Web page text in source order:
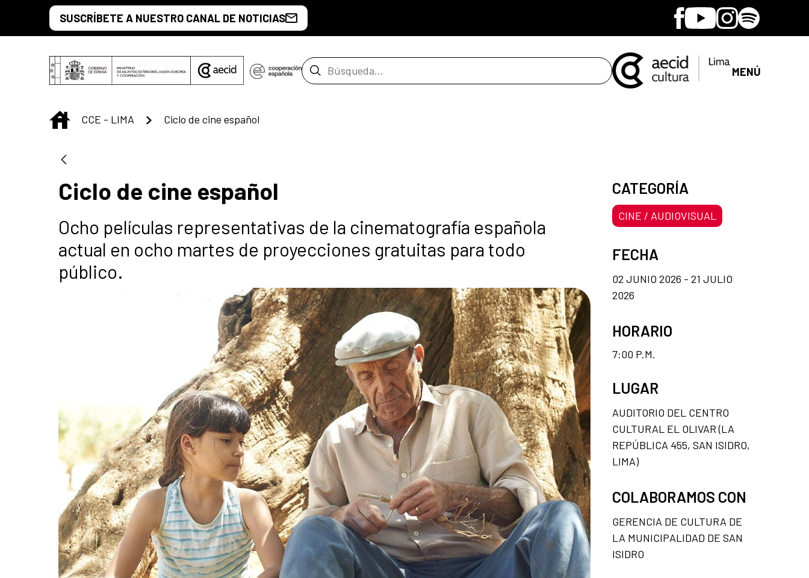
Saltar al contenido principal
SUSCRÍBETE A NUESTRO CANAL DE NOTICIAS Facebook
YoutubeInstagram
Spotify
Barra de búsqueda MENÚ
INICIO
CCE - LIMA Ciclo de cine español
Ciclo de cine español
Ocho películas representativas de la cinematografía española
actual en ocho martes de proyecciones gratuitas para todo
público.
CATEGORÍA
CINE / AUDIOVISUAL
FECHA
02 JUNIO 2026 - 21 JULIO
2026
HORARIO
7:00 P.M.
LUGAR
AUDITORIO DEL CENTRO
CULTURAL EL OLIVAR (LA
REPÚBLICA 455, SAN ISIDRO,
LIMA)
COLABORAMOS CON
GERENCIA DE CULTURA DE
LA MUNICIPALIDAD DE SAN
ISIDRO